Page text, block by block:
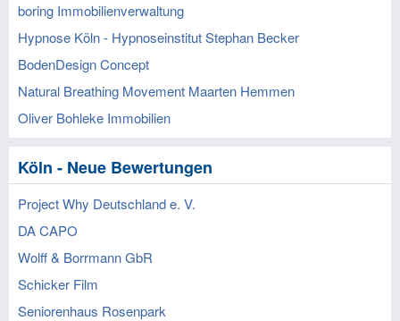
boring Immobilienverwaltung
Hypnose Köln - Hypnoseinstitut Stephan Becker
BodenDesign Concept
Natural Breathing Movement Maarten Hemmen
Oliver Bohleke Immobilien
Köln - Neue Bewertungen
Project Why Deutschland e. V.
DA CAPO
Wolff & Borrmann GbR
Schicker Film
Seniorenhaus Rosenpark